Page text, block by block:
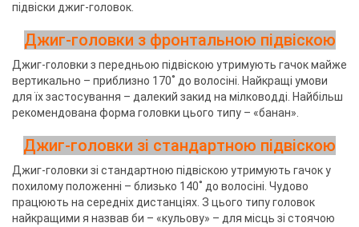
підвіски джиг-головок.
Джиг-головки з фронтальною підвіскою
Джиг-головки з передньою підвіскою утримують гачок майже
вертикально – приблизно 170˚ до волосіні. Найкращі умови
для їх застосування – далекий закид на мілководді. Найбільш
рекомендована форма головки цього типу – «банан».
Джиг-головки зі стандартною підвіскою
Джиг-головки зі стандартною підвіскою утримують гачок у
похилому положенні – близько 140˚ до волосіні. Чудово
працюють на середніх дистанціях. З цього типу головок
найкращими я назвав би – «кульову» – для місць зі стоячою